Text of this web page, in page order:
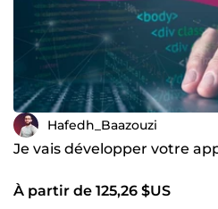
Hafedh_Baazouzi
Je vais développer votre
À partir de 125,26 $US